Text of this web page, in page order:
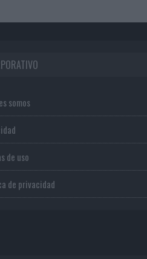
somos
de uso
de privacidad